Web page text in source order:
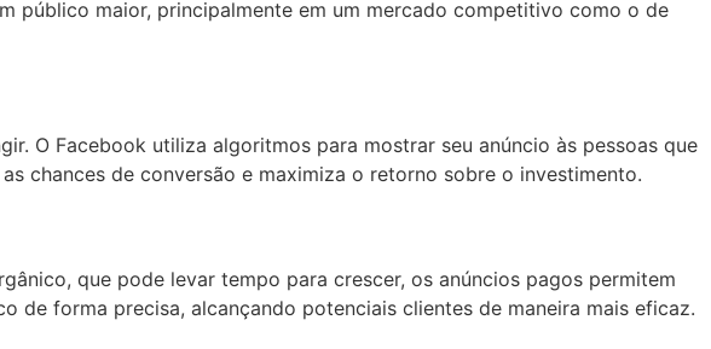
público maior, principalmente em um mercado competitivo como o de
O Facebook utiliza algoritmos para mostrar seu anúncio às pessoas que
chances de conversão e maximiza o retorno sobre o investimento.
que pode levar tempo para crescer, os anúncios pagos permitem
de forma precisa, alcançando potenciais clientes de maneira mais eficaz.